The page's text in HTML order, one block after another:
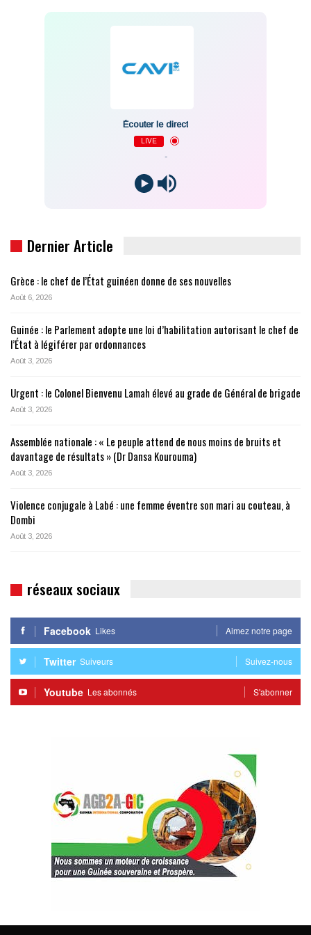
Écouter le direct
LIVE
Dernier Article
Grèce : le chef de l’État guinéen donne de ses nouvelles
Août 6, 2026
Guinée : le Parlement adopte une loi d’habilitation autorisant le chef de
l’État à légiférer par ordonnances
Août 3, 2026
Urgent : le Colonel Bienvenu Lamah élevé au grade de Général de brigade
Août 3, 2026
Assemblée nationale : « Le peuple attend de nous moins de bruits et
davantage de résultats » (Dr Dansa Kourouma)
Août 3, 2026
Violence conjugale à Labé : une femme éventre son mari au couteau, à
Dombi
Août 3, 2026
réseaux sociaux
Facebook Likes Aimez notre page
Twitter Suiveurs Suivez-nous
Youtube Les abonnés S'abonner